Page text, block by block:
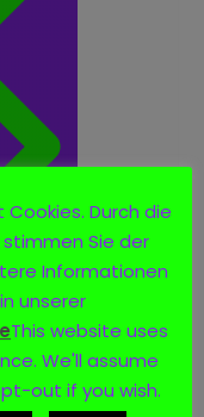
Durch die
Sie der
Informationen
unserer
This website uses
We'll assume
out if you wish.